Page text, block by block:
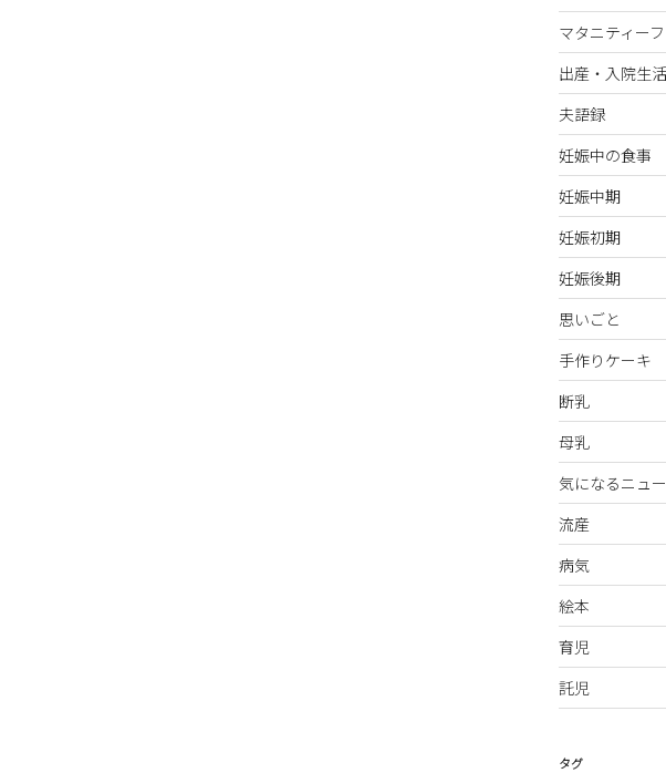
マタニティー
出産・入院生活
夫語録
妊娠中の食事
妊娠中期
妊娠初期
妊娠後期
思いごと
手作りケーキ
断乳
母乳
気になるニュ
流産
病気
絵本
育児
託児
タグ